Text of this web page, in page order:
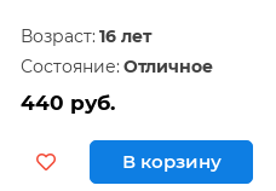
Возраст: 16 лет
Состояние: Отличное
440 руб.
В корзину